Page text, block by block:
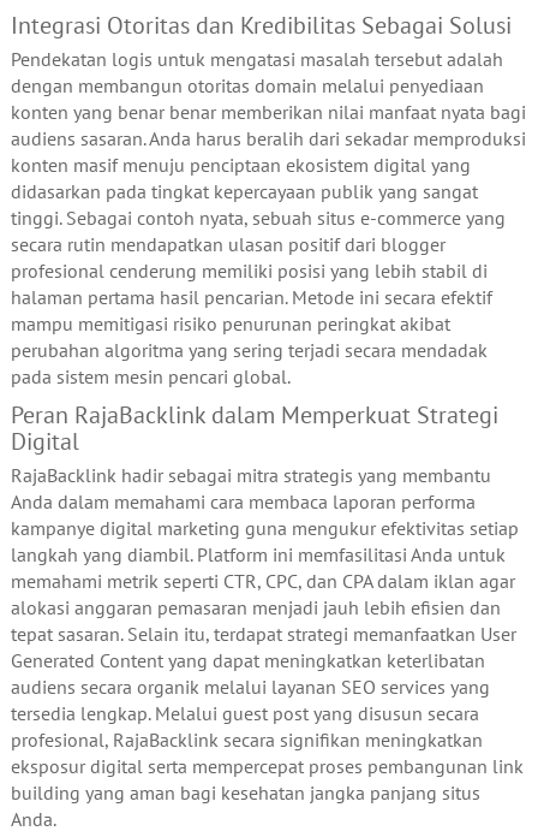
Integrasi Otoritas dan Kredibilitas Sebagai Solusi
Pendekatan logis untuk mengatasi masalah tersebut adalah
dengan membangun otoritas domain melalui penyediaan
konten yang benar benar memberikan nilai manfaat nyata bagi
audiens sasaran. Anda harus beralih dari sekadar memproduksi
konten masif menuju penciptaan ekosistem digital yang
didasarkan pada tingkat kepercayaan publik yang sangat
tinggi. Sebagai contoh nyata, sebuah situs e-commerce yang
secara rutin mendapatkan ulasan positif dari blogger
profesional cenderung memiliki posisi yang lebih stabil di
halaman pertama hasil pencarian. Metode ini secara efektif
mampu memitigasi risiko penurunan peringkat akibat
perubahan algoritma yang sering terjadi secara mendadak
pada sistem mesin pencari global.
Peran RajaBacklink dalam Memperkuat Strategi
Digital
RajaBacklink hadir sebagai mitra strategis yang membantu
Anda dalam memahami cara membaca laporan performa
kampanye digital marketing guna mengukur efektivitas setiap
langkah yang diambil. Platform ini memfasilitasi Anda untuk
memahami metrik seperti CTR, CPC, dan CPA dalam iklan agar
alokasi anggaran pemasaran menjadi jauh lebih efisien dan
tepat sasaran. Selain itu, terdapat strategi memanfaatkan User
Generated Content yang dapat meningkatkan keterlibatan
audiens secara organik melalui layanan SEO services yang
tersedia lengkap. Melalui guest post yang disusun secara
profesional, RajaBacklink secara signifikan meningkatkan
eksposur digital serta mempercepat proses pembangunan link
building yang aman bagi kesehatan jangka panjang situs
Anda.